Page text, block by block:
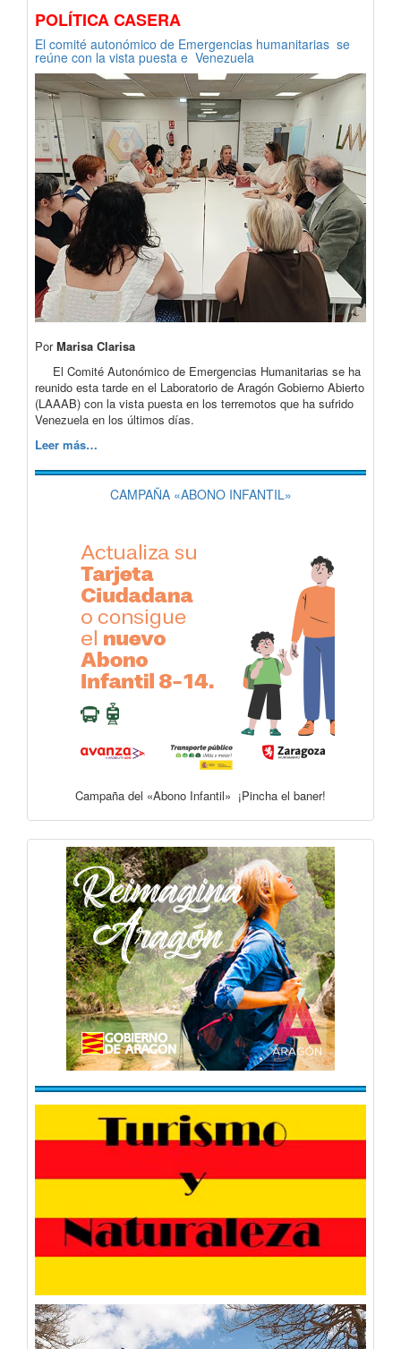
POLÍTICA CASERA
El comité autonómico de Emergencias humanitarias se
reúne con la vista puesta e Venezuela
PorMarisa Clarisa
El Comité Autonómico de Emergencias Humanitarias se ha
reunido esta tarde en el Laboratorio de Aragón Gobierno Abierto
(LAAAB) con la vista puesta en los terremotos que ha sufrido
Venezuela en los últimos días.
Leer más…
CAMPAÑA «ABONO INFANTIL»
Campaña del «Abono Infantil» ¡Pincha el baner!